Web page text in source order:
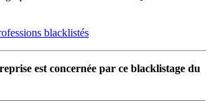
blacklistés
est concernée par ce blacklistage du